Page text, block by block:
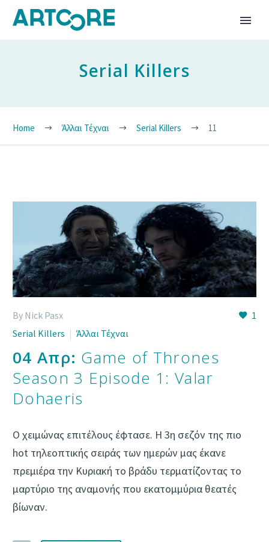
Serial Killers
Home Άλλαι Τέχναι Serial Killers 11
1
By Nick Pasx
Serial Killers
Άλλαι Τέχναι
04 Απρ: Game of Thrones
Season 3 Episode 1: Valar
Dohaeris
Ο χειμώνας επιτέλους έφτασε. Η 3η σεζόν της πιο
hot τηλεοπτικής σειράς των ημερών μας έκανε
πρεμιέρα την Κυριακή το βράδυ τερματίζοντας το
μαρτύριο της αναμονής που εκατομμύρια θεατές
βίωναν.